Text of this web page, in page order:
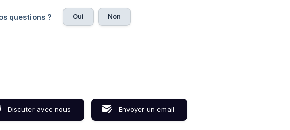
questions ? Oui Non
Discuter avec nous Envoyer un email